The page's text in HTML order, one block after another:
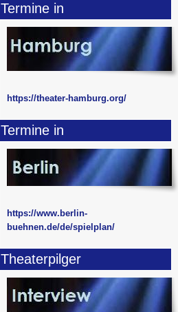
Termine in
https://theater-hamburg.org/
Termine in
https://www.berlin-
buehnen.de/de/spielplan/
Theaterpilger